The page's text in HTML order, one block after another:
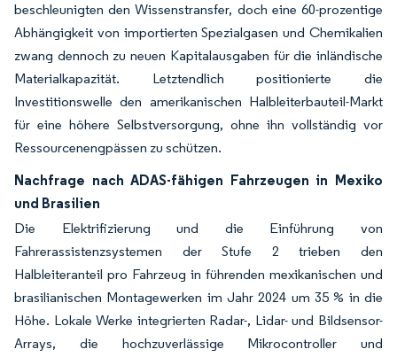
beschleunigten den Wissenstransfer, doch eine 60-prozentige
Abhängigkeit von importierten Spezialgasen und Chemikalien
zwang dennoch zu neuen Kapitalausgaben für die inländische
Materialkapazität. Letztendlich positionierte die
Investitionswelle den amerikanischen Halbleiterbauteil-Markt
für eine höhere Selbstversorgung, ohne ihn vollständig vor
Ressourcenengpässen zu schützen.
Nachfrage nach ADAS-fähigen Fahrzeugen in Mexiko
und Brasilien
Die Elektrifizierung und die Einführung von
Fahrerassistenzsystemen der Stufe 2 trieben den
Halbleiteranteil pro Fahrzeug in führenden mexikanischen und
brasilianischen Montagewerken im Jahr 2024 um 35 % in die
Höhe. Lokale Werke integrierten Radar-, Lidar- und Bildsensor-
Arrays, die hochzuverlässige Mikrocontroller und